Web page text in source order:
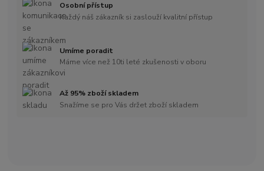
Osobní přístup
Každý náš zákazník si zaslouží kvalitní přístup
Umíme poradit
Máme více než 10ti leté zkušenosti v oboru
Až 95% zboží skladem
Snažíme se pro Vás držet zboží skladem